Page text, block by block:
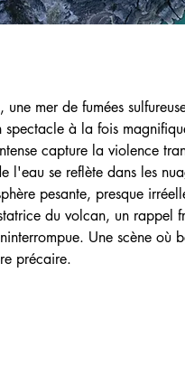
mer de fumées
à la fois
capture la violence
l'eau se reflète dans les
pesante, presque
du volcan, un rappel
Une scène où
précaire.